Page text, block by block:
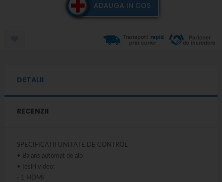
ADAUGA IN COS
DETALII
RECENZII
SPECIFICATII UNITATE DE CONTROL
• Balans automat de alb
• Ieșiri video:
- 1 HDMI